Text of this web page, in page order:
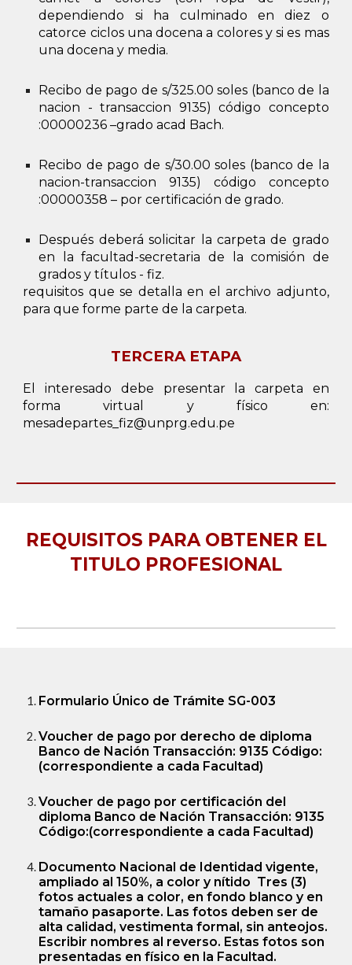
dependiendo si ha culminado en diez o
catorce ciclos una docena a colores y si es mas
una docena y media.
Recibo de pago de s/325.00 soles (banco de la
nacion - transaccion 9135) código concepto
:00000236 –grado acad Bach.
Recibo de pago de s/30.00 soles (banco de la
nacion-transaccion 9135) código concepto
:00000358 – por certificación de grado.
Después deberá solicitar la carpeta de grado
en la facultad-secretaria de la comisión de
grados y títulos - fiz.
requisitos que se detalla en el archivo adjunto,
para que forme parte de la carpeta.
TERCERA ETAPA
El interesado debe presentar la carpeta en
forma virtual y físico en:
mesadepartes_fiz@unprg.edu.pe
REQUISITOS PARA OBTENER EL
TITULO PROFESIONAL
Formulario Único de Trámite SG-003
Voucher de pago por derecho de diploma
Banco de Nación Transacción: 9135 Código:
(correspondiente a cada Facultad)
Voucher de pago por certificación del
diploma Banco de Nación Transacción: 9135
Código:(correspondiente a cada Facultad)
Documento Nacional de Identidad vigente,
ampliado al 150%, a color y nítido Tres (3)
fotos actuales a color, en fondo blanco y en
tamaño pasaporte. Las fotos deben ser de
alta calidad, vestimenta formal, sin anteojos.
Escribir nombres al reverso. Estas fotos son
presentadas en físico en la Facultad.